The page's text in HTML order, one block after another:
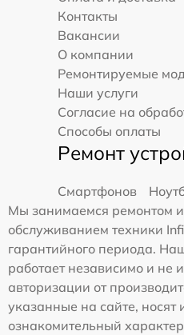
Контакты
Вакансии
О компании
Ремонтируемые
Наши услуги
Согласие на
Способы оплаты
Ремонт
Смартфонов
Мы занимаемся ремонтом
обслуживанием техники
гарантийного периода.
работает независимо и не
авторизации от
указанные на сайте, носят
ознакомительный